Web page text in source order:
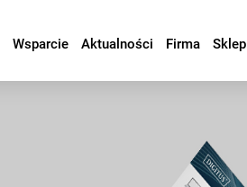
Wsparcie Aktualności Firma Sklep